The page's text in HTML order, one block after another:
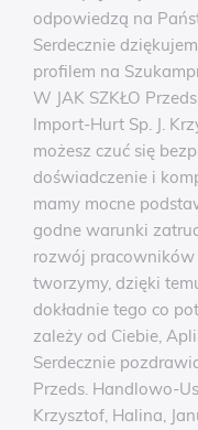
odpowiedzą na
Serdecznie
profilem na
W JAK SZKŁO
Import-Hurt Sp. J.
możesz czuć się
doświadczenie i
mamy mocne
godne warunki
rozwój pracowników
tworzymy, dzięki
dokładnie tego co
zależy od Ciebie,
Serdecznie
Przeds. Handlowo-
Krzysztof, Halina,